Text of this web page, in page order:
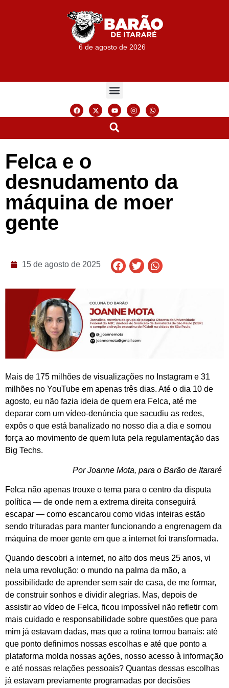
6 de agosto de 2026
Felca e o
desnudamento da
máquina de moer
gente
15 de agosto de 2025
Mais de 175 milhões de visualizações no Instagram e 31
milhões no YouTube em apenas três dias. Até o dia 10 de
agosto, eu não fazia ideia de quem era Felca, até me
deparar com um vídeo-denúncia que sacudiu as redes,
expôs o que está banalizado no nosso dia a dia e somou
força ao movimento de quem luta pela regulamentação das
Big Techs.
Por Joanne Mota, para o Barão de Itararé
Felca não apenas trouxe o tema para o centro da disputa
política — de onde nem a extrema direita conseguirá
escapar — como escancarou como vidas inteiras estão
sendo trituradas para manter funcionando a engrenagem da
máquina de moer gente em que a internet foi transformada.
Quando descobri a internet, no alto dos meus 25 anos, vi
nela uma revolução: o mundo na palma da mão, a
possibilidade de aprender sem sair de casa, de me formar,
de construir sonhos e dividir alegrias. Mas, depois de
assistir ao vídeo de Felca, ficou impossível não refletir com
mais cuidado e responsabilidade sobre questões que para
mim já estavam dadas, mas que a rotina tornou banais: até
que ponto definimos nossas escolhas e até que ponto a
plataforma molda nossas ações, nosso acesso à informação
e até nossas relações pessoais? Quantas dessas escolhas
já estavam previamente programadas por decisões